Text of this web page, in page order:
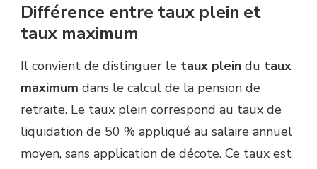
Différence entre taux plein et
taux maximum
Il convient de distinguer le taux plein du taux
maximum dans le calcul de la pension de
retraite. Le taux plein correspond au taux de
liquidation de 50 % appliqué au salaire annuel
moyen, sans application de décote. Ce taux est